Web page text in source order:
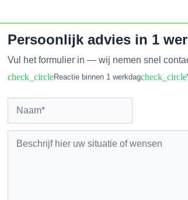
Persoonlijk advies in 1
Vul het formulier in — wij nemen snel
check_circleReactie binnen 1 werkdagcheck_circle